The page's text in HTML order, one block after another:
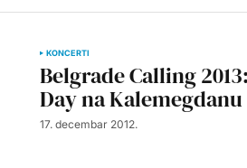
KONCERTI
Belgrade Calling
Day na Kalemegdanu
17. decembar 2012.